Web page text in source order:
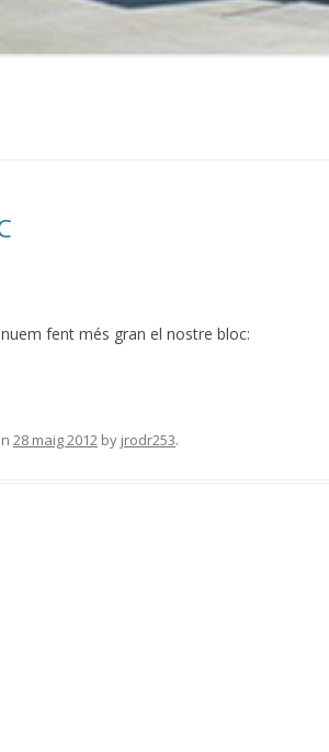
fent més gran el nostre bloc:
28 maig 2012 by jrodr253.